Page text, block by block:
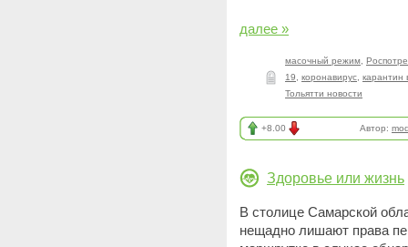
далее »
масочный режим
19
коронавирус карантин
Тольятти новости
+8.00 Автор:
Здоровье или жизнь
В столице Самарской
нещадно лишают права